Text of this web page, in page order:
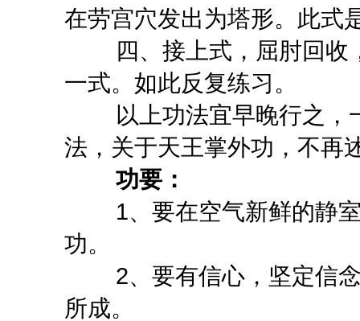
在劳宫穴发出为塔形。此式
四、接上式，屈肘回收
一式。如此反复练习。
以上功法宜早晚行之，
法，关于天王掌外功，不再
功要：
1、要在空气新鲜的静室
功。
2、要有信心，坚定信念
所成。